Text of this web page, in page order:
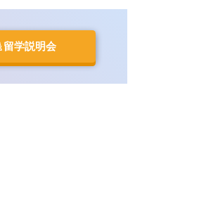
留学説明会